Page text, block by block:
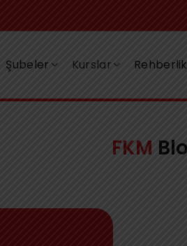
Şubeler Kurslar Rehberlik
FKM